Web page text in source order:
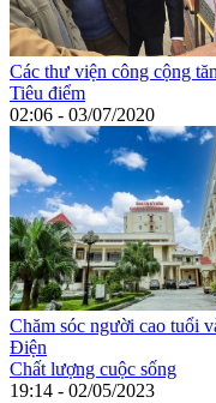
Các thư viện công cộng
Tiêu điểm
02:06 - 03/07/2020
Chăm sóc người cao tuổi
Điện
Chất lượng cuộc sống
19:14 - 02/05/2023